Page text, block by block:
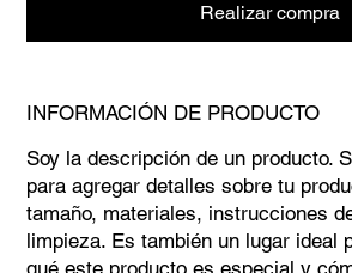
Realizar compra
INFORMACIÓN DE PRODUCTO
Soy la descripción de un producto.
para agregar detalles sobre tu
tamaño, materiales, instrucciones
limpieza. Es también un lugar ideal